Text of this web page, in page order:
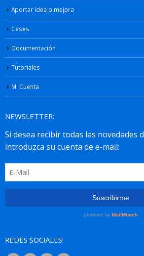
Aportar idea o mejora
Ceses
Documentación
Tutoriales
Mi Cuenta
NEWSLETTER:
REDES SOCIALES: